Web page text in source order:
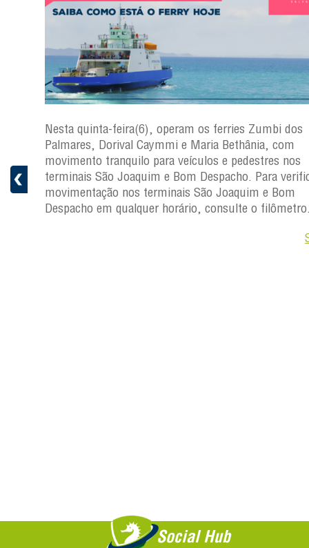
Nesta quinta-feira(6), operam os ferries Zumbi dos
Palmares, Dorival Caymmi e Maria Bethânia, com
movimento tranquilo para veículos e pedestres nos
terminais São Joaquim e Bom Despacho. Para
movimentação nos terminais São Joaquim e Bom
Despacho em qualquer horário, consulte o
Social Hub